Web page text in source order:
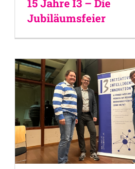
15 Jahre I3 – Die
Jubiläumsfeier